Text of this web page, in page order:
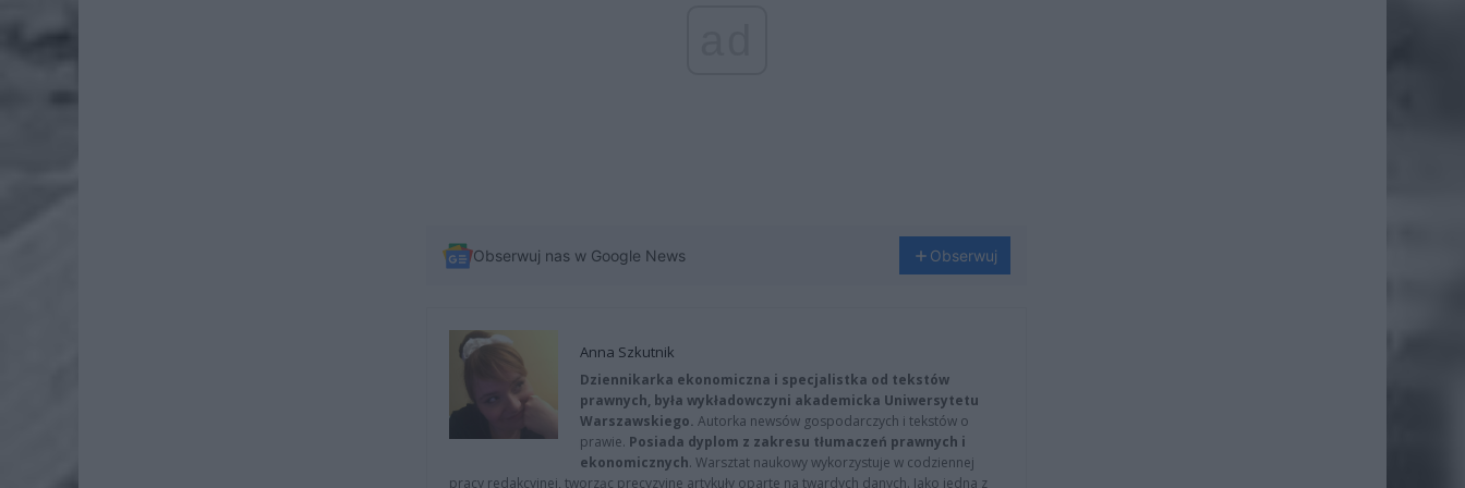
Obserwuj nas w Google News Obserwuj
Anna Szkutnik
Dziennikarka ekonomiczna i specjalistka od tekstów
prawnych, była wykładowczyni akademicka Uniwersytetu
Warszawskiego. Autorka newsów gospodarczych i tekstów o
prawie. Posiada dyplom z zakresu tłumaczeń prawnych i
ekonomicznych. Warsztat naukowy wykorzystuje w codziennej
pracy redakcyjnej, tworząc precyzyjne artykuły oparte na twardych danych. Jako jedna z